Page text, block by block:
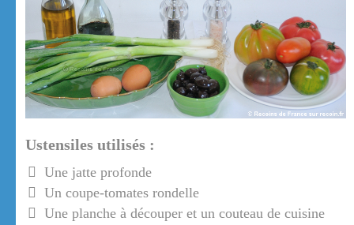
Ustensiles utilisés :
Une jatte profonde
Un coupe-tomates rondelle
Une planche à découper et un couteau de cuisine